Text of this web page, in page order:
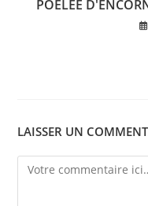
POÊLÉE
LAISSER UN
Comment